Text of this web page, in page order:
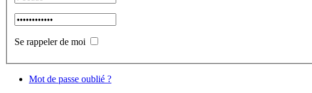
Se rappeler de moi
Mot de passe oublié ?